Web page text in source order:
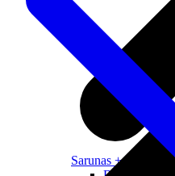
Sarunas + Internets